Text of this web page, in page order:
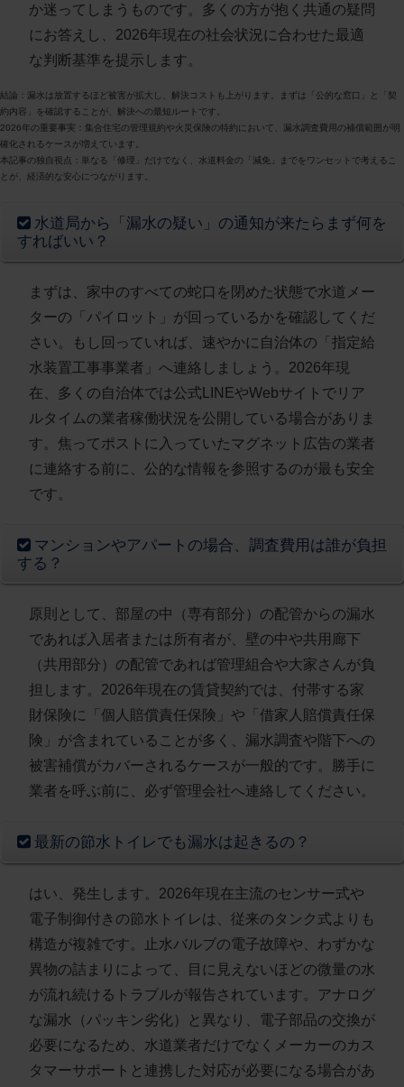
か迷ってしまうものです。多くの方が抱く共通の疑問
にお答えし、2026年現在の社会状況に合わせた最適
な判断基準を提示します。
結論 ：漏水は放置するほど被害が拡大し、解決コストも上がります。まずは「公的な窓口」と「契
約内容」を確認することが、解決への最短ルートです。
2026年の重要事実 ：集合住宅の管理規約や火災保険の特約において、漏水調査費用の補償範囲が明
確化されるケースが増えています。
本記事の独自視点 ：単なる「修理」だけでなく、水道料金の「減免」までをワンセットで考えるこ
とが、経済的な安心につながります。
水道局から「漏水の疑い」の通知が来たらまず何を
すればいい？
まずは、家中のすべての蛇口を閉めた状態で水道メー
ターの「パイロット」が回っているかを確認してくだ
さい。もし回っていれば、速やかに自治体の「指定給
水装置工事事業者」へ連絡しましょう。2026年現
在、多くの自治体では公式LINEやWebサイトでリア
ルタイムの業者稼働状況を公開している場合がありま
す。焦ってポストに入っていたマグネット広告の業者
に連絡する前に、公的な情報を参照するのが最も安全
です。
マンションやアパートの場合、調査費用は誰が負担
する？
原則として、部屋の中（専有部分）の配管からの漏水
であれば入居者または所有者が、壁の中や共用廊下
（共用部分）の配管であれば管理組合や大家さんが負
担します。2026年現在の賃貸契約では、付帯する家
財保険に「個人賠償責任保険」や「借家人賠償責任保
険」が含まれていることが多く、漏水調査や階下への
被害補償がカバーされるケースが一般的です。勝手に
業者を呼ぶ前に、必ず管理会社へ連絡してください。
最新の節水トイレでも漏水は起きるの？
はい、発生します。2026年現在主流のセンサー式や
電子制御付きの節水トイレは、従来のタンク式よりも
構造が複雑です。止水バルブの電子故障や、わずかな
異物の詰まりによって、目に見えないほどの微量の水
が流れ続けるトラブルが報告されています。アナログ
な漏水（パッキン劣化）と異なり、電子部品の交換が
必要になるため、水道業者だけでなくメーカーのカス
タマーサポートと連携した対応が必要になる場合があ